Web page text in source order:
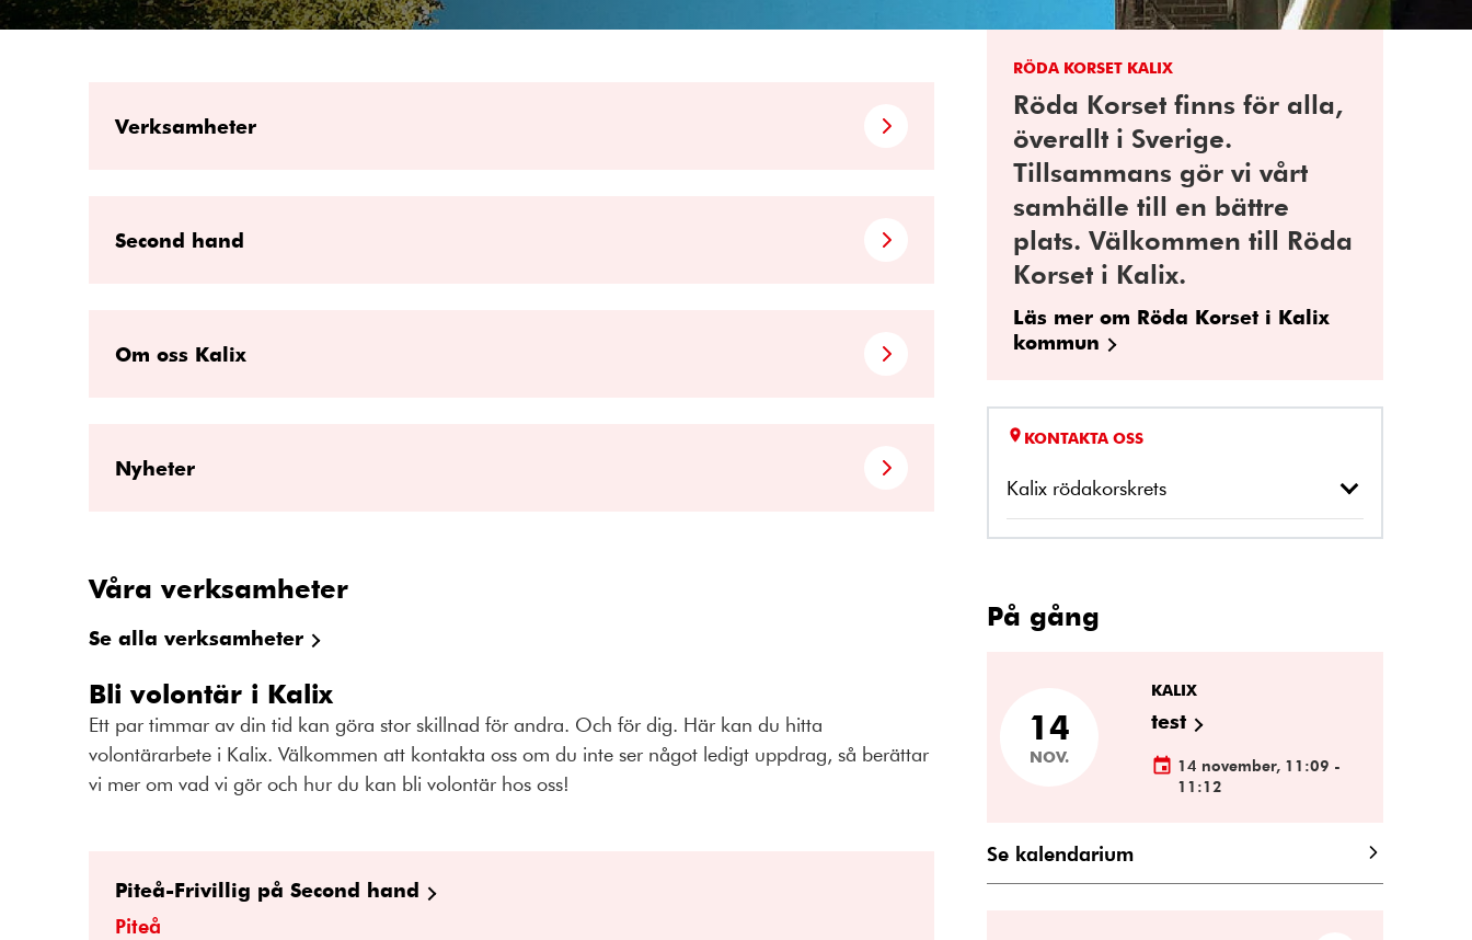
Verksamheter
Second hand
Om oss Kalix
Nyheter
Våra verksamheter
Se alla verksamheter
Bli volontär i Kalix
Ett par timmar av din tid kan göra stor skillnad för andra. Och för dig. Här kan du hitta
volontärarbete i Kalix. Välkommen att kontakta oss om du inte ser något ledigt uppdrag, så berättar
vi mer om vad vi gör och hur du kan bli volontär hos oss!
Piteå-Frivillig på Second hand
Piteå
RÖDA KORSET KALIX
Röda Korset finns för alla,
överallt i Sverige.
Tillsammans gör vi vårt
samhälle till en bättre
plats. Välkommen till Röda
Korset i Kalix.
Läs mer om Röda Korset i Kalix
kommun
KONTAKTA OSS
Kalix rödakorskrets
På gång
KALIX
test
14 november, 11:09 -
11:12
14
NOV.
Se kalendarium